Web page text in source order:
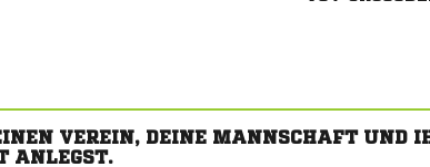
VEREIN, DEINE MANNSCHAFT UND
ANLEGST.